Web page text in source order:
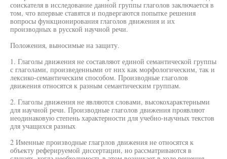
соискателя в исследование данной группы глаголов заключается в
том, что впервые ставятся и подвергаются попытке решения
вопросы функционирования глаголов движения и их
производных в русской научной речи.
Положения, выносимые на защиту.
1. Глаголы движения не составляют единой семантической группы
с глаголами, произведенными от них как морфологическим, так и
лексико-семантическим способом. Производные глаголов
движения относятся к разным семантическим группам.
2. Глаголы движения не являются словами, высокохарактерными
для научной речи. Производные глаголов движения проявляют
неодинаковую степень характерности для учебно-научных текстов
для учащихся разных
2 Именные производные глагрлов движения не относятся к
объекту реферируемой диссертации, но рассматриваются в